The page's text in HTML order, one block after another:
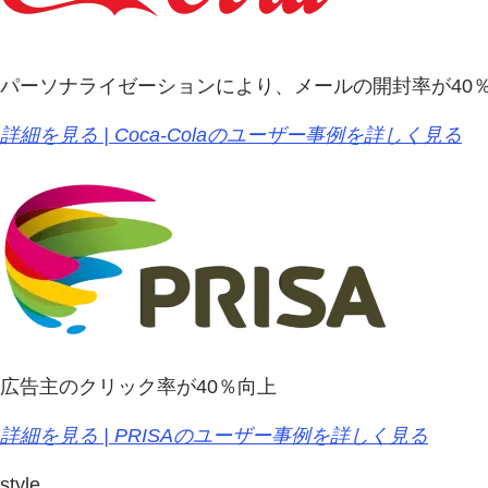
パーソナライゼーションにより、メールの開封率が40
詳細を見る | Coca-Colaのユーザー事例を詳しく見る
広告主のクリック率が40％向上
詳細を見る | PRISAのユーザー事例を詳しく見る